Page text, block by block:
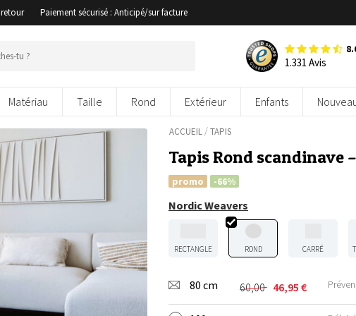
Paiement sécurisé : Anticipé/sur facture
1.331 Avis
Matériau Taille Rond Extérieur Enfants
ACCUEIL/TAPIS
Tapis Rond scandinave
promo -66%
Nordic Weavers
RECTANGLE ROND CARRÉ
80 cm 60,00
Le
prix
46,95 €
Le
prix